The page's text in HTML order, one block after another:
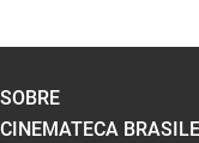
SOBRE
CINEMATECA